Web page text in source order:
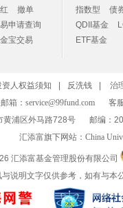
撤单
申请查询
宝交易
指数型
债
QDII基金
ETF基金
资人权益须知 反洗钱
治
箱： service@99fund.com
客
黄浦区外马路728号
邮编：
汇添富旗下网站： China
汇添富基金管理股份有限公司
说明文字仅供参考，如有与本